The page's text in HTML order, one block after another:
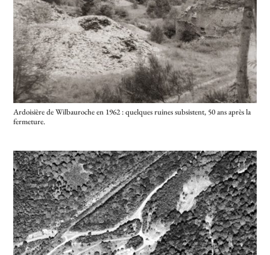
Ardoisière de Wilbauroche en 1962 : quelques ruines subsistent, 50 ans après la
fermeture.